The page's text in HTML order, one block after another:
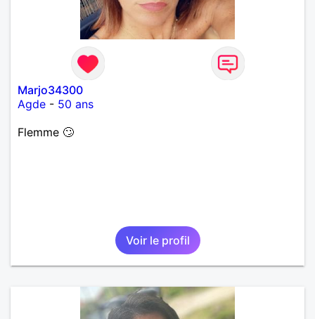
Marjo34300
Agde - 50 ans
Flemme 🙄
Voir le profil